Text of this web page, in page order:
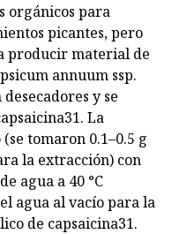
orgánicos para
picantes, pero
producir material de
annuum ssp.
y se
La
tomaron 0.1–0.5 g
la extracción) con
agua a 40 °C
agua al vacío para la
de capsaicina31.